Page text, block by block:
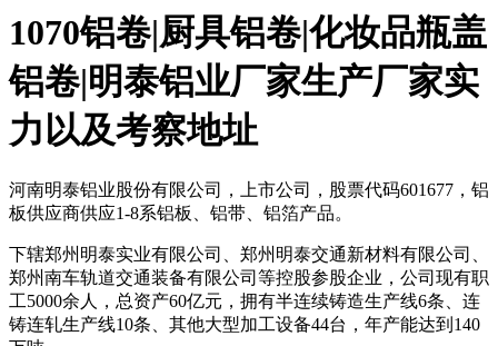
1070铝卷|厨具铝卷|化妆品瓶盖
铝卷|明泰铝业厂家生产厂家实
力以及考察地址
河南明泰铝业股份有限公司，上市公司，股票代码601677，铝
板供应商供应1-8系铝板、铝带、铝箔产品。
下辖郑州明泰实业有限公司、郑州明泰交通新材料有限公司、
郑州南车轨道交通装备有限公司等控股参股企业，公司现有职
工5000余人，总资产60亿元，拥有半连续铸造生产线6条、连
铸连轧生产线10条、其他大型加工设备44台，年产能达到140